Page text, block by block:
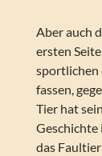
Aber auch
ersten
sportlichen
fassen,
Tier hat
Geschichte
das